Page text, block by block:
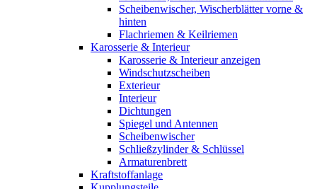
Scheibenwischer, Wischerblätter vorne &
hinten
Flachriemen & Keilriemen
Karosserie & Interieur
Karosserie & Interieur anzeigen
Windschutzscheiben
Exterieur
Interieur
Dichtungen
Spiegel und Antennen
Scheibenwischer
Schließzylinder & Schlüssel
Armaturenbrett
Kraftstoffanlage